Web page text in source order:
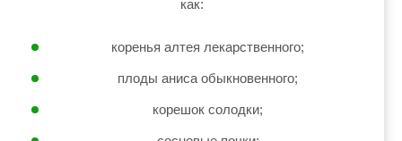
как:
коренья алтея лекарственного;
плоды аниса обыкновенного;
корешок солодки;